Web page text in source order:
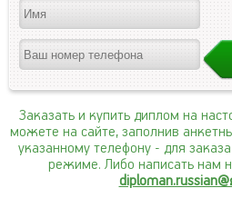
Заказать и купить диплом на
можете на сайте, заполнив
указанному телефону - для
режиме. Либо написать нам